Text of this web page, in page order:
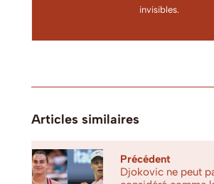
invisibles.
Articles similaires
Précédent
Djokovic ne peut